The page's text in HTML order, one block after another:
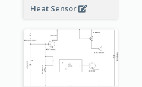
Heat Sensor